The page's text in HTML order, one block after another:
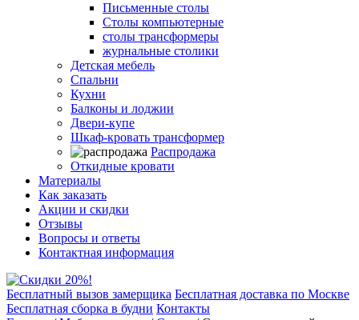
Письменные столы
Столы компьютерные
столы трансформеры
журнальные столики
Детская мебель
Спальни
Кухни
Балконы и лоджии
Двери-купе
Шкаф-кровать трансформер
Распродажа
Откидные кровати
Материалы
Как заказать
Акции и скидки
Отзывы
Вопросы и ответы
Контактная информация
Бесплатный вызов замерщика Бесплатная доставка по Москве
Бесплатная сборка в будни Контакты